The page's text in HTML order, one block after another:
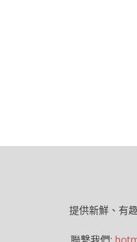
提供新鮮、有